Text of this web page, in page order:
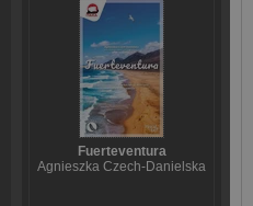
Fuerteventura
Agnieszka Czech-Danielska